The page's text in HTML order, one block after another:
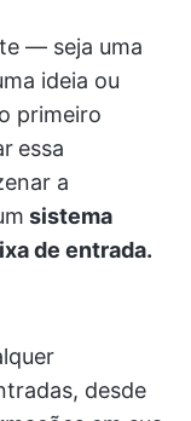
— seja uma
ideia ou
primeiro
essa
a
sistema
de entrada.
desde